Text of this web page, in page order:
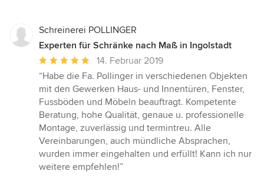
Schreinerei POLLINGER
Experten für Schränke nach Maß in Ingolstadt
Durchschnittliche
Bewertung:
5
von
5
Sternen
14. Februar 2019
“Habe die Fa. Pollinger in verschiedenen Objekten
mit den Gewerken Haus- und Innentüren, Fenster,
Fussböden und Möbeln beauftragt. Kompetente
Beratung, hohe Qualität, genaue u. professionelle
Montage, zuverlässig und termintreu. Alle
Vereinbarungen, auch mündliche Absprachen,
wurden immer eingehalten und erfüllt! Kann ich nur
weitere empfehlen!”